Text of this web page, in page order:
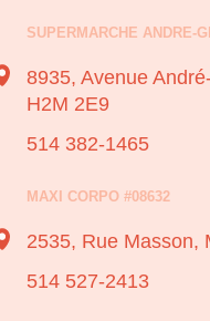
SUPERMARCHE ANDRE-
8935, Avenue
H2M 2E9
514 382-1465
MAXI CORPO #08632
2535, Rue Masson,
514 527-2413